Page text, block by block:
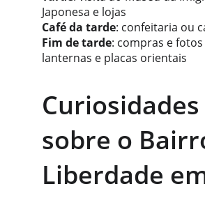
Japonesa e lojas
Café da tarde: confeitaria ou
Fim de tarde: compras e fotos
lanternas e placas orientais
Curiosidades
sobre o
Liberdade